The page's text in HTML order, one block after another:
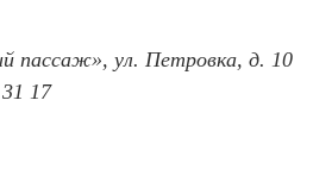
пассаж», ул. Петровка, д. 10
17